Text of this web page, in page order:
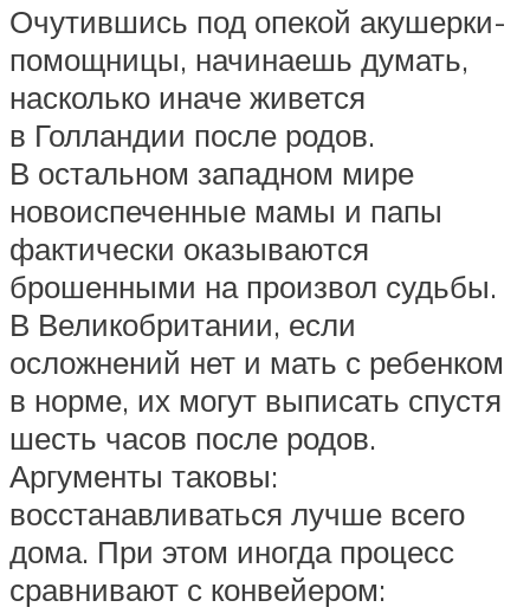
Очутившись под опекой акушерки-
помощницы, начинаешь думать,
насколько иначе живется
в Голландии после родов.
В остальном западном мире
новоиспеченные мамы и папы
фактически оказываются
брошенными на произвол судьбы.
В Великобритании, если
осложнений нет и мать с ребенком
в норме, их могут выписать спустя
шесть часов после родов.
Аргументы таковы:
восстанавливаться лучше всего
дома. При этом иногда процесс
сравнивают с конвейером: